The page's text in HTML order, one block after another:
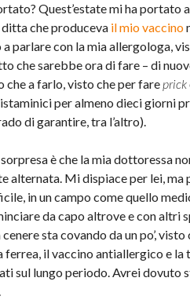
Quest’estate mi ha portato
che produceva il mio vaccino
parlare con la mia allergologa,
che sarebbe ora di fare – di
che a farlo, visto che per fare prick
per almeno dieci giorni
di garantire, tra l’altro).
sorpresa è che la mia dottoressa
alternata. Mi dispiace per lei,
in un campo come quello
da capo altrove e con altri
sta covando da un po’,
ferrea, il vaccino antiallergico e
sul lungo periodo. Avrei dovuto